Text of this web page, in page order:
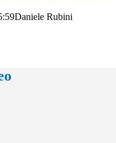
Daniele Rubini